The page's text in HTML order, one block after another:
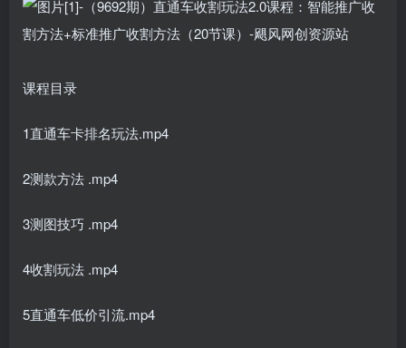
课程目录
1直通车卡排名玩法.mp4
2测款方法 .mp4
3测图技巧 .mp4
4收割玩法 .mp4
5直通车低价引流.mp4
使用社交账号登录即表示同意用户协议、隐私声明